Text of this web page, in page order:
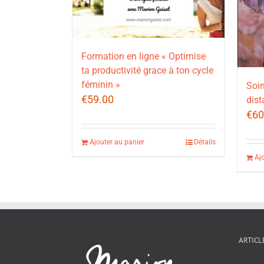
Formation en ligne « Optimise
ta productivité grace à ton cycle
féminin »
€59.00
Ajouter au panier Détails
€